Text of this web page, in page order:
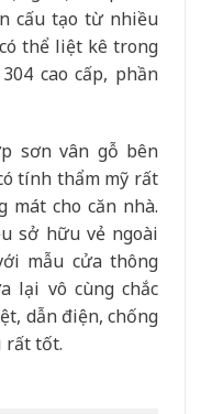
cấu tạo từ nhiều
thể liệt kê trong
cao cấp, phần
sơn vân gỗ bên
tính thẩm mỹ rất
mát cho căn nhà.
sở hữu vẻ ngoài
mẫu cửa thông
lại vô cùng chắc
dẫn điện, chống
rất tốt.